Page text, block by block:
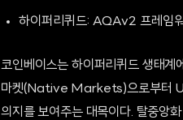
하이퍼리퀴드: AQAv2 프레임
코인베이스는 하이퍼리퀴드 생태
마켓(Native Markets)으로부터
의지를 보여주는 대목이다. 탈중앙